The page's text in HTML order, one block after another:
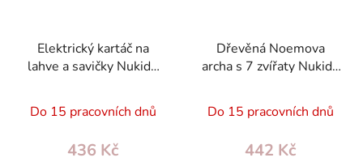
Elektrický kartáč na
lahve a savičky Nukido
USB‑C, silikonové hlavy
Do 15 pracovních dnů
436 Kč
Dřevěná Noemova
archa s 7 zvířaty Nukido
bezpečná hračka
Do 15 pracovních dnů
442 Kč